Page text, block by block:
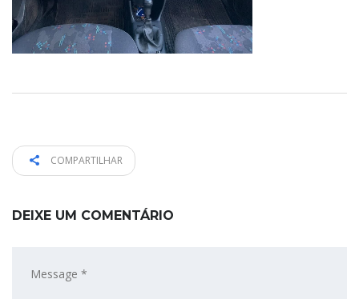
COMPARTILHAR
DEIXE UM COMENTÁRIO